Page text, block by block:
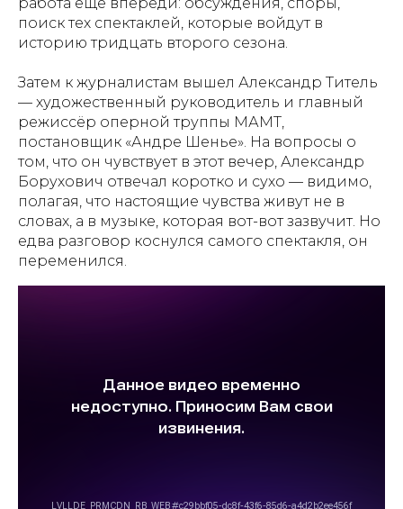
поиск тех спектаклей, которые войдут в
историю тридцать второго сезона.
Затем к журналистам вышел Александр Титель
— художественный руководитель и главный
режиссёр оперной труппы МАМТ,
постановщик «Андре Шенье». На вопросы о
том, что он чувствует в этот вечер, Александр
Борухович отвечал коротко и сухо — видимо,
полагая, что настоящие чувства живут не в
словах, а в музыке, которая вот-вот зазвучит. Но
едва разговор коснулся самого спектакля, он
переменился.